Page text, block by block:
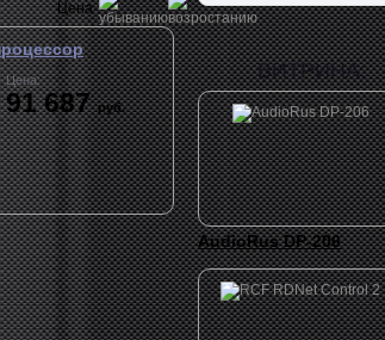
Цена
Цена:
91 687руб.
ВИТРИНА:
AudioRus DP-206